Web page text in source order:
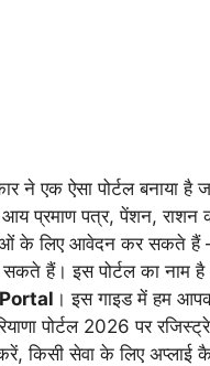
ने एक ऐसा पोर्टल बनाया
आय प्रमाण पत्र, पेंशन, राशन
के लिए आवेदन कर सकते
हैं। इस पोर्टल का नाम है
। इस गाइड में हम
पोर्टल 2026 पर
किसी सेवा के लिए